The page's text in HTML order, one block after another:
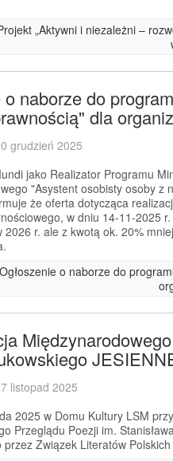
„Aktywni i niezależni –
o naborze do
dla
grudzień 2025
jako Realizator Programu
"Asystent osobisty osoby z
że oferta dotycząca
w dniu 14-11-2025
r. ale z kwotą ok. 20%
o naborze do
listopad 2025
2025 w Domu Kultury LSM
Przeglądu Poezji im.
Związek Literatów